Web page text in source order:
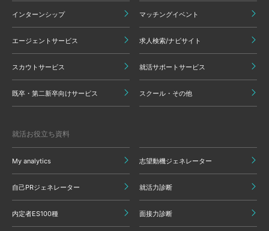
インターンシップ マッチングイベント
エージェントサービス 求人検索/ナビサイト
スカウトサービス 就活サポートサービス
既卒・第二新卒向けサービス スクール・その他
就活お役立ち資料
My analytics 志望動機ジェネレーター
自己PRジェネレーター 就活力診断
内定者ES100種 面接力診断